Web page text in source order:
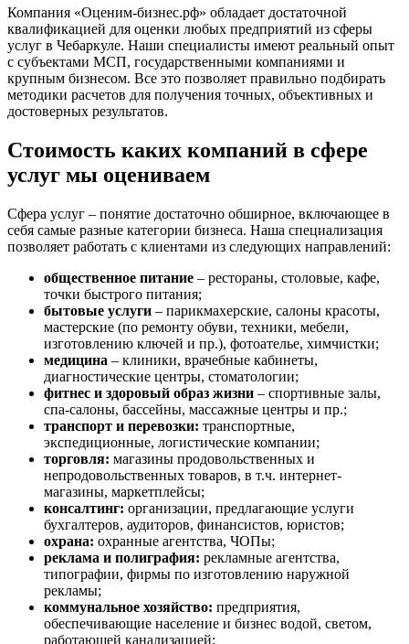
Компания «Оценим-бизнес.рф» обладает достаточной
квалификацией для оценки любых предприятий из сферы
услуг в Чебаркуле. Наши специалисты имеют реальный опыт
с субъектами МСП, государственными компаниями и
крупным бизнесом. Все это позволяет правильно подбирать
методики расчетов для получения точных, объективных и
достоверных результатов.
Стоимость каких компаний в сфере
услуг мы оцениваем
Сфера услуг – понятие достаточно обширное, включающее в
себя самые разные категории бизнеса. Наша специализация
позволяет работать с клиентами из следующих направлений:
общественное питание – рестораны, столовые, кафе,
точки быстрого питания;
бытовые услуги – парикмахерские, салоны красоты,
мастерские (по ремонту обуви, техники, мебели,
изготовлению ключей и пр.), фотоателье, химчистки;
медицина – клиники, врачебные кабинеты,
диагностические центры, стоматологии;
фитнес и здоровый образ жизни – спортивные залы,
спа-салоны, бассейны, массажные центры и пр.;
транспорт и перевозки: транспортные,
экспедиционные, логистические компании;
торговля: магазины продовольственных и
непродовольственных товаров, в т.ч. интернет-
магазины, маркетплейсы;
консалтинг: организации, предлагающие услуги
бухгалтеров, аудиторов, финансистов, юристов;
охрана: охранные агентства, ЧОПы;
реклама и полиграфия: рекламные агентства,
типографии, фирмы по изготовлению наружной
рекламы;
коммунальное хозяйство: предприятия,
обеспечивающие население и бизнес водой, светом,
работающей канализацией;
Белая Калитва
Белгород
Белебей
Белово
Белогорск
Белорецк
Белоярский
Бердск
Бийск
Биробиджан
Бирюч
Благовещенск
Благодарный
Богородицк
Боготол
Большой Камень
Борзя
Борисоглебск
Боровичи
Бронницы
Бугульма
Бугуруслан
Буйнакск